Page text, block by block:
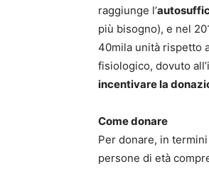
raggiunge l’
più bisogno), e nel
40mila unità rispetto
fisiologico, dovuto
incentivare la
Come donare
Per donare, in
persone di età